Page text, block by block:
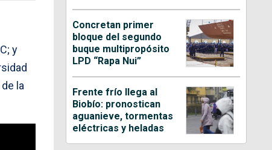
y
la
Concretan primer
bloque del segundo
buque multipropósito
LPD “Rapa Nui”
Frente frío llega al
Biobío: pronostican
aguanieve, tormentas
eléctricas y heladas